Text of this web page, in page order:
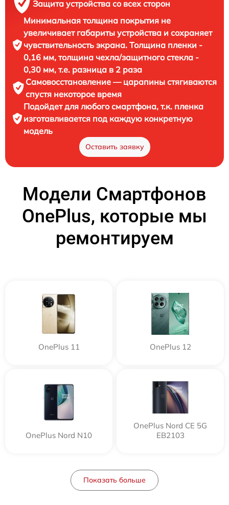
Защита устройства со всех сторон
Минимальная толщина покрытия не
увеличивает габариты устройства и сохраняет
чувствительность экрана. Толщина пленки -
0,16 мм, толщина чехла/защитного стекла -
0,30 мм, т.е. разница в 2 раза
Самовосстановление — царапины стягиваются
спустя некоторое время
Подойдет для любого смартфона, т.к. пленка
изготавливается под каждую конкретную
модель
Оставить заявку
Модели Смартфонов
OnePlus, которые мы
ремонтируем
OnePlus 11 OnePlus 12
OnePlus Nord N10
OnePlus Nord CE 5G
EB2103
Показать больше